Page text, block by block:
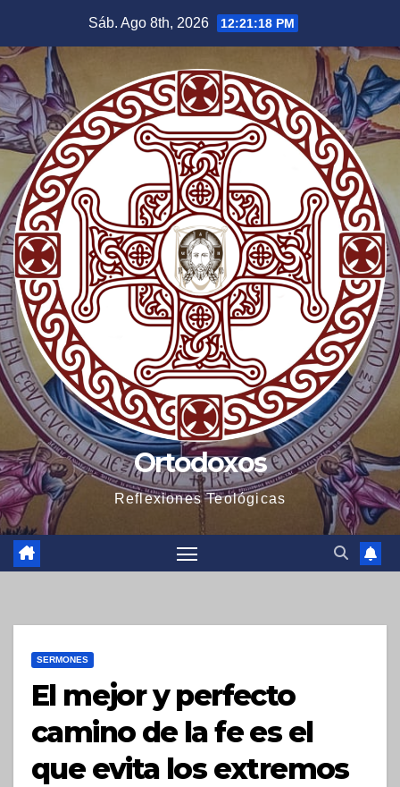
contenido
Sáb. Ago 8th, 2026 12:21:19 PM
Ortodoxos
Reflexiones Teológicas
SERMONES
El mejor y perfecto
camino de la fe es el
que evita los extremos